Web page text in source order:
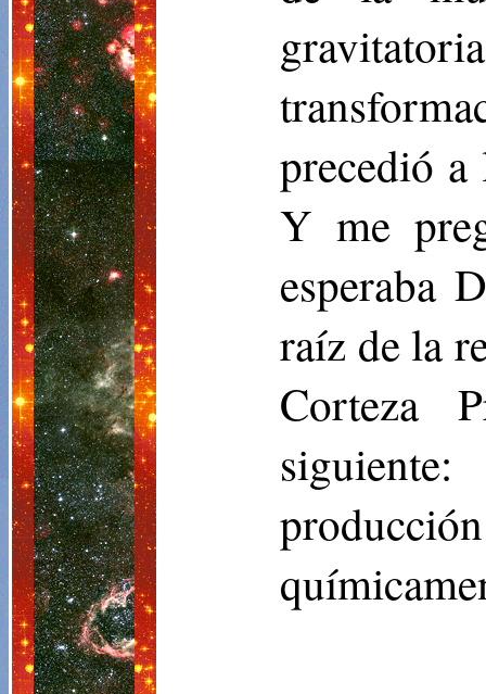
precedió
Y me
esperaba
raíz de la
Corteza